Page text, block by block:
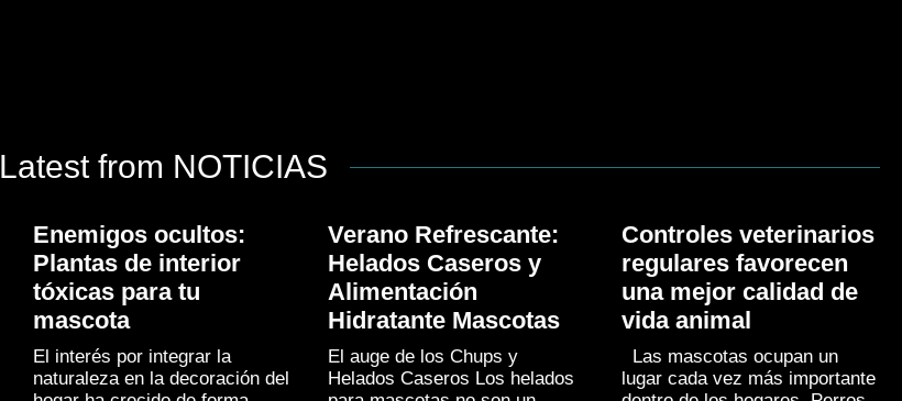
Latest from NOTICIAS
Enemigos ocultos:
Plantas de interior
tóxicas para tu
mascota
El interés por integrar la
naturaleza en la decoración del
Verano Refrescante:
Helados Caseros y
Alimentación
Hidratante Mascotas
El auge de los Chups y
Helados Caseros Los helados
Controles veterinarios
regulares favorecen
una mejor calidad de
vida animal
Las mascotas ocupan un
lugar cada vez más importante